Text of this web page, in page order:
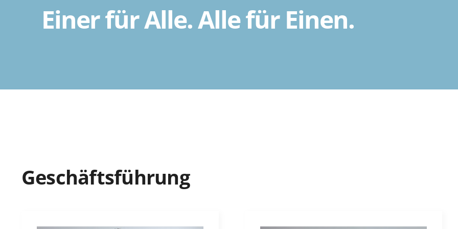
Einer für Alle. Alle für Einen.
Geschäftsführung